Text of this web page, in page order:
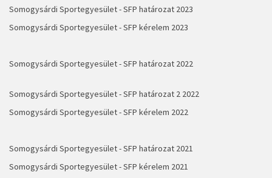
Somogysárdi Sportegyesület - SFP határozat 2023
Somogysárdi Sportegyesület - SFP kérelem 2023
Somogysárdi Sportegyesület - SFP határozat 2022
Somogysárdi Sportegyesület - SFP határozat 2 2022
Somogysárdi Sportegyesület - SFP kérelem 2022
Somogysárdi Sportegyesület - SFP határozat 2021
Somogysárdi Sportegyesület - SFP kérelem 2021